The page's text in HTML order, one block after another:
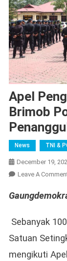
Apel
Brimob
News TNI &
December 19,
Leave A
Sebanyak
Satuan
mengikuti